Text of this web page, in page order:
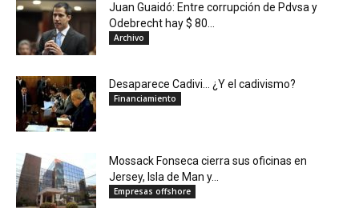
Juan Guaidó: Entre corrupción de Pdvsa y
Odebrecht hay $ 80...
Archivo
Desaparece Cadivi… ¿Y el cadivismo?
Financiamiento
Mossack Fonseca cierra sus oficinas en
Jersey, Isla de Man y...
Empresas offshore